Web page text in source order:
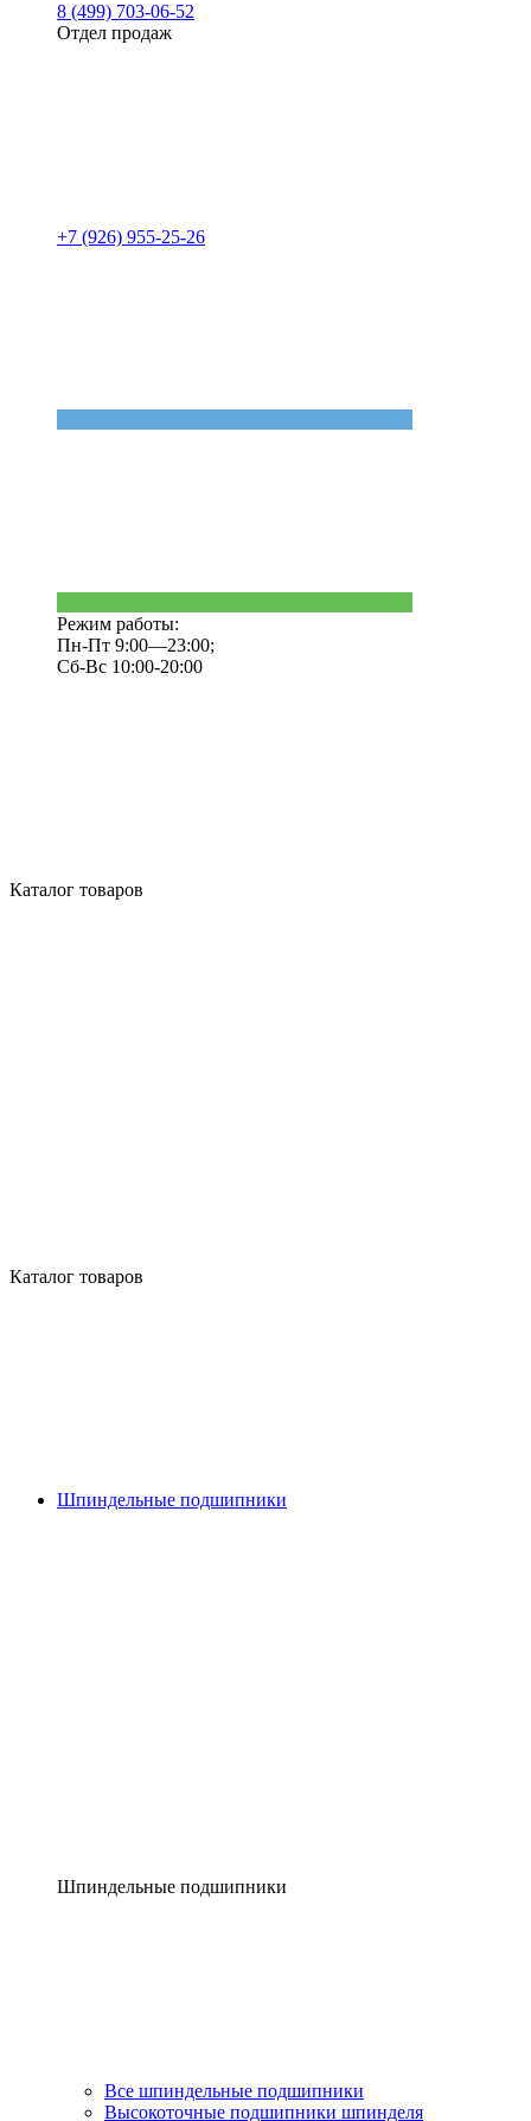
8 (499) 703-06-52
Отдел продаж
+7 (926) 955-25-26
Режим работы:
Пн-Пт 9:00—23:00;
Сб-Вс 10:00-20:00
Каталог товаров
Каталог товаров
Шпиндельные подшипники
Шпиндельные подшипники
Все шпиндельные подшипники
Высокоточные подшипники шпинделя